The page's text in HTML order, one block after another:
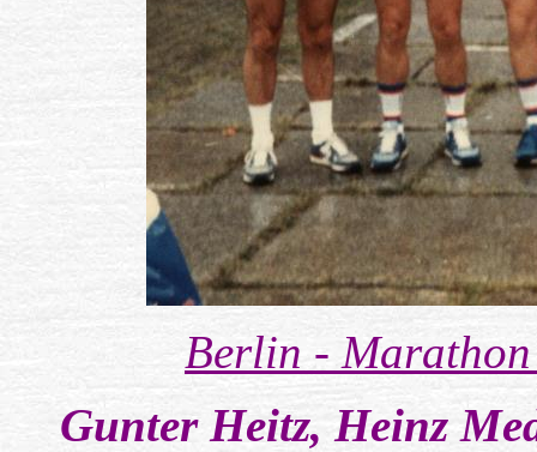
Berlin - Marathon
Gunter Heitz, Heinz